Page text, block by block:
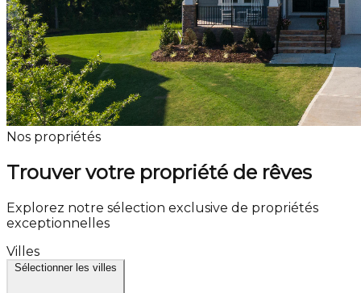
Nos propriétés
Trouver votre propriété de rêves
Explorez notre sélection exclusive de propriétés
exceptionnelles
Villes
Sélectionner les villes